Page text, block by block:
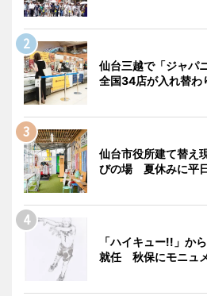
仙台三越で「ジャパ
全国34店が入れ替わ
仙台市役所建て替え
びの場 夏休みに平
「ハイキュー!!」か
就任 秋保にモニュ